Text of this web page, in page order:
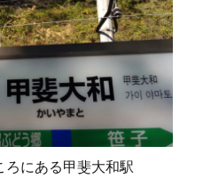
ろにある甲斐大和駅